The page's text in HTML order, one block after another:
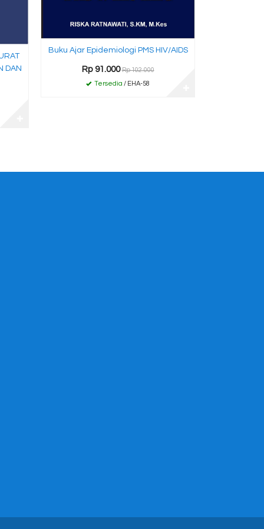
DAN
Buku Ajar Epidemiologi PMS HIV/AIDS
Rp 91.000 Rp 102.000
Tersedia / EHA-58